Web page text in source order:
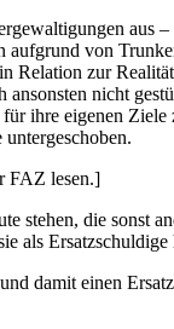
aus
von
zur
nicht
ihre eigenen
FAZ lesen.]
stehen, die
als
damit einen